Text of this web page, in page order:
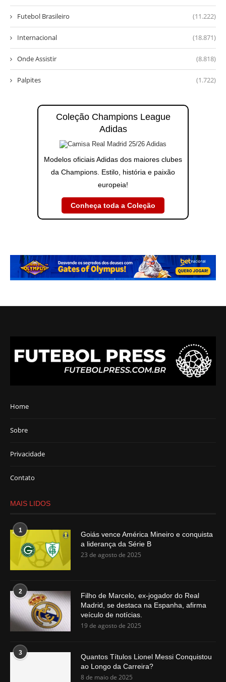
Futebol Brasileiro (11.222)
Internacional (18.871)
Onde Assistir (8.818)
Palpites (1.722)
Coleção Champions League
Adidas
Modelos oficiais Adidas dos maiores clubes
da Champions. Estilo, história e paixão
europeia!
Conheça toda a Coleção
Home
Sobre
Privacidade
Contato
MAIS LIDOS
1
Goiás vence América Mineiro e conquista
a liderança da Série B
23 de agosto de 2025
2
Filho de Marcelo, ex-jogador do Real
Madrid, se destaca na Espanha, afirma
veículo de notícias.
19 de agosto de 2025
3
Quantos Títulos Lionel Messi Conquistou
ao Longo da Carreira?
8 de maio de 2025